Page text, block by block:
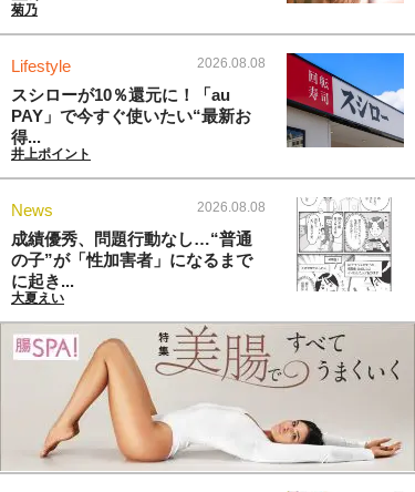
菊乃
Lifestyle 2026.08.08
スシローが10％還元に！「au
PAY」で今すぐ使いたい“最新お
得...
井上ポイント
News 2026.08.08
成績優秀、問題行動なし…“普通
の子”が「性加害者」になるまで
に起き...
大夏えい